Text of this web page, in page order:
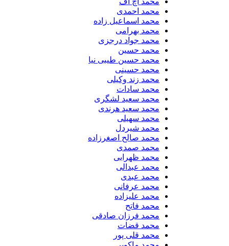
محمد احمدی
محمد اسماعیل زاده
محمد بهرامی
محمد جواد درجزی
محمد حسین
محمد حسین طیبی نیا
محمد حسینی
محمد زند وکیلی
محمد سادات
محمد سعید لشگری
محمد سعید هرندی
محمد سهیلی
​محمد شیردل
محمد صالح اصغرزاده
محمد صمدی
محمد ظهرابی
محمد عبدالی
محمد عبدی
محمد عرفانی
محمد علیزاده
محمد فاتح
محمد فرزان صادقی
محمد قضات
محمد قلی پور